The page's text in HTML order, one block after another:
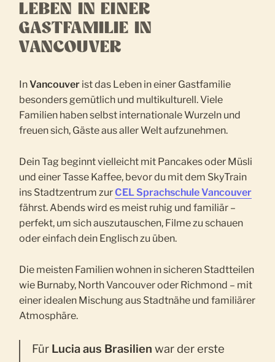
LEBEN IN EINER
GASTFAMILIE IN
VANCOUVER
InVancouver ist das Leben in einer Gastfamilie
besonders gemütlich und multikulturell. Viele
Familien haben selbst internationale Wurzeln und
freuen sich, Gäste aus aller Welt aufzunehmen.
Dein Tag beginnt vielleicht mit Pancakes oder Müsli
und einer Tasse Kaffee, bevor du mit dem SkyTrain
ins Stadtzentrum zur CEL Sprachschule Vancouver
fährst. Abends wird es meist ruhig und familiär –
perfekt, um sich auszutauschen, Filme zu schauen
oder einfach dein Englisch zu üben.
Die meisten Familien wohnen in sicheren Stadtteilen
wie Burnaby, North Vancouver oder Richmond – mit
einer idealen Mischung aus Stadtnähe und familiärer
Atmosphäre.
Für Lucia aus Brasilien war der erste